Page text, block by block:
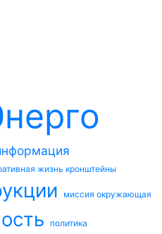
жизнь кронштейны
миссия окружающая
политика